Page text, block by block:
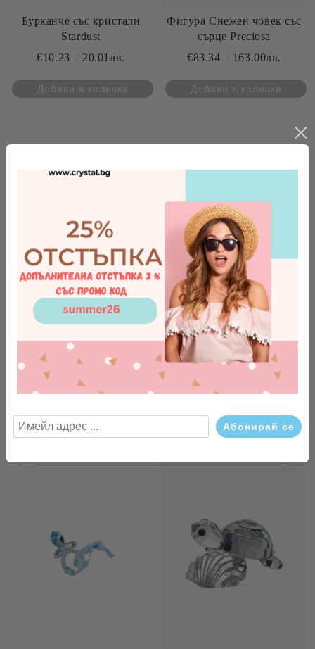
Бурканче със кристали
Stardust
€10.23
20.01лв.
Фигура Снежен човек със
сърце Preciosa
€83.34
163.00лв.
€83.85 164.00лв.
Сватбена стъклена фигурка
лебед от чешки кристал
Preciosa
€107.37